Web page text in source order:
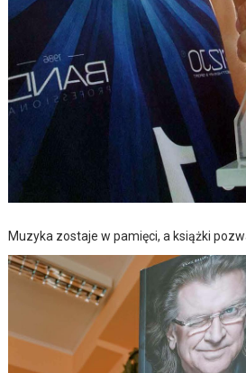
Muzyka zostaje w pamięci, a książki